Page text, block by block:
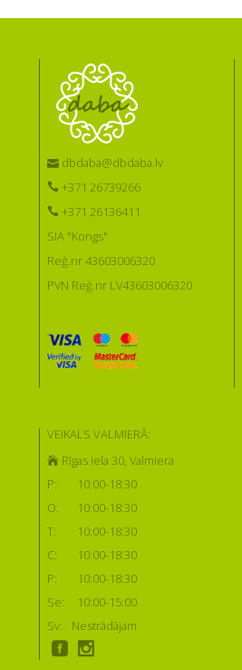
dbdaba@dbdaba.lv
+371 26739266
+371 26136411
SIA "Kongs"
Reģ.nr 43603006320
PVN Reģ.nr LV43603006320
VEIKALS VALMIERĀ:
Rīgas iela 30, Valmiera
P:
10:00-18:30
O:
10:00-18:30
T:
10:00-18:30
C:
10:00-18:30
P:
10:00-18:30
Se:
10:00-15:00
Sv:
Nestrādājam